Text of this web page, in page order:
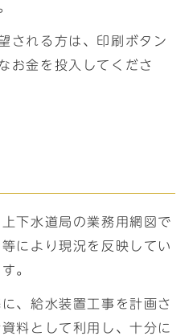
される方は、印刷ボタン
お金を投入してくださ
上下水道局の業務用網図で
により現況を反映してい
。
に、給水装置工事を計画さ
料として利用し、十分に